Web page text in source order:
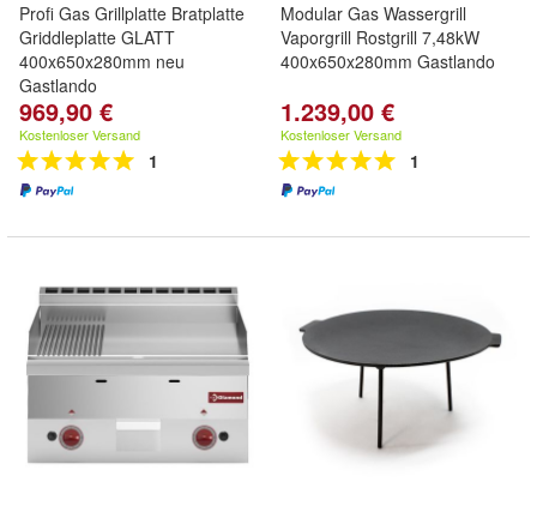
Profi Gas Grillplatte Bratplatte
Griddleplatte GLATT
400x650x280mm neu
Gastlando
969,90 €
Kostenloser Versand
1
Modular Gas Wassergrill
Vaporgrill Rostgrill 7,48kW
400x650x280mm Gastlando
1.239,00 €
Kostenloser Versand
1